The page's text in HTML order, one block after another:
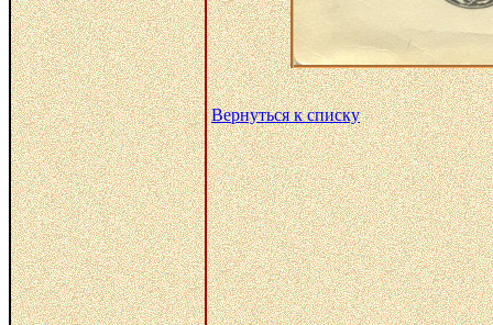
Вернуться к списку